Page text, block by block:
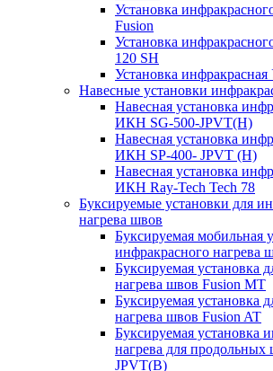
Установка
Fusion
Установка
120 SH
Установка
Навесные установки
Навесная установка
ИКН SG-500-JPVT(H)
Навесная установка
ИКН SP-400- JPVT (Н)
Навесная установка
ИКН Ray-Tech Tech 78
Буксируемые установки для
нагрева швов
Буксируемая мобильная
инфракрасного нагрева
Буксируемая установка
нагрева швов Fusion MT
Буксируемая установка
нагрева швов Fusion AT
Буксируемая установка
нагрева для
JPVT(B)